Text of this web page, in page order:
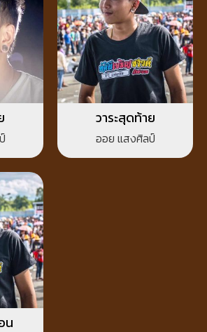
วาระสุดท้าย
ออย แสงศิลป์
น